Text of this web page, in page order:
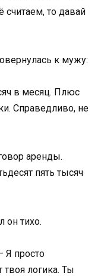
то давай
к мужу:
в месяц. Плюс
Справедливо, не
аренды.
пять тысяч
он тихо.
Я просто
логика. Ты